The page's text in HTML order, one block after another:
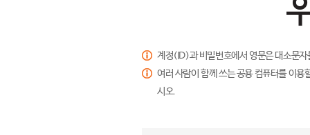
계정(ID)과 비밀번호에서 영문은 대소문
여러 사람이 함께 쓰는 공용 컴퓨터를 이
시오.